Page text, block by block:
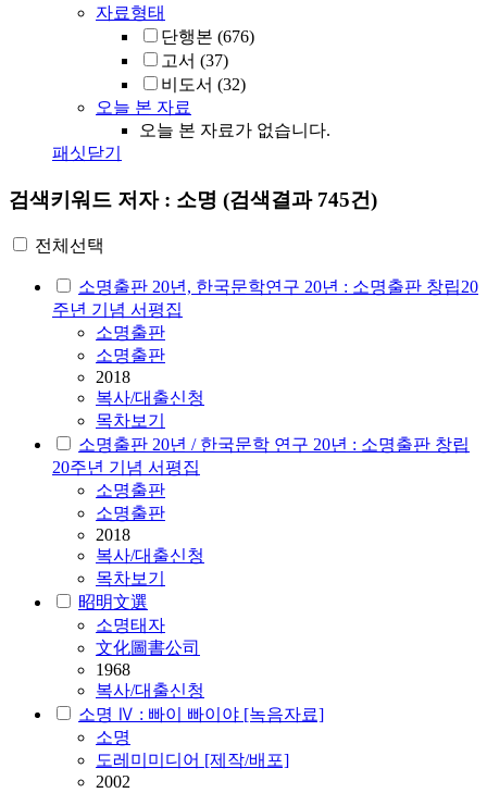
자료형태
단행본 (676)
고서 (37)
비도서 (32)
오늘 본 자료
오늘 본 자료가 없습니다.
패싯닫기
검색키워드 저자 : 소명 (검색결과 745건)
전체선택
소명출판 20년, 한국문학연구 20년 : 소명출판 창립20
주년 기념 서평집
소명출판
소명출판
2018
복사/대출신청
목차보기
소명출판 20년 / 한국문학 연구 20년 : 소명출판 창립
20주년 기념 서평집
소명출판
소명출판
2018
복사/대출신청
목차보기
昭明文選
소명태자
文化圖書公司
1968
복사/대출신청
소명 Ⅳ : 빠이 빠이야 [녹음자료]
소명
도레미미디어 [제작/배포]
2002